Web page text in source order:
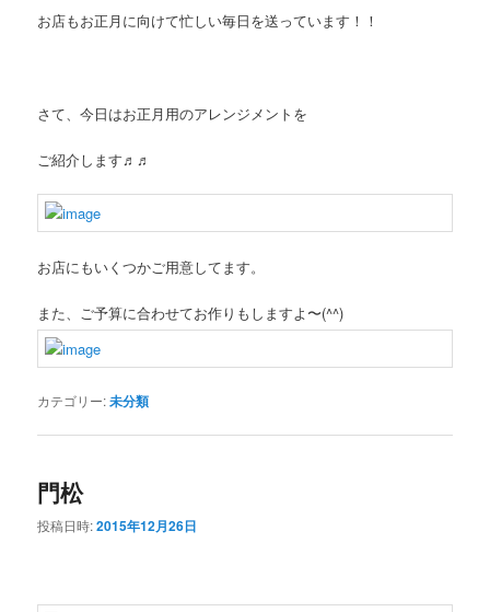
お店もお正月に向けて忙しい毎日を送っています！！
さて、今日はお正月用のアレンジメントを
ご紹介します♬♬
お店にもいくつかご用意してます。
また、ご予算に合わせてお作りもしますよ〜(^^)
カテゴリー:未分類
門松
投稿日時:2015年12月26日